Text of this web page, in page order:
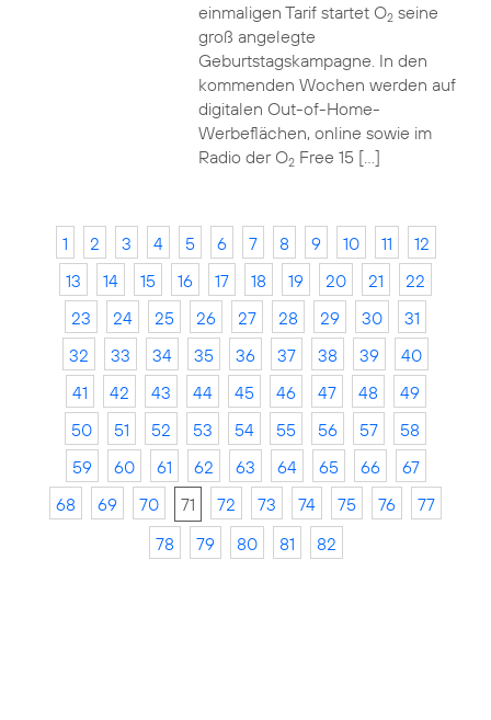
einmaligen Tarif startet O2seine
groß angelegte
Geburtstagskampagne. In den
kommenden Wochen werden auf
digitalen Out-of-Home-
Werbeflächen, online sowie im
Radio der O2Free 15 […]
1 2 3 4 5 6 7 8 9 10 11
12
13
14 15 16 17 18 19 20 21
22
23
24 25 26 27 28 29 30
31
32
33 34 35 36 37 38 39
40
41
42 43 44 45 46 47 48
49
50
51 52 53 54 55 56 57
58
59
60 61 62 63 64 65 66
67
68
69 70 71 72 73 74 75 76
77
78
79 80 81 82